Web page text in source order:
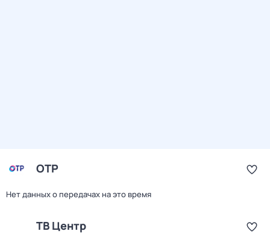
ОТР
Нет данных о передачах на это время
ТВ Центр